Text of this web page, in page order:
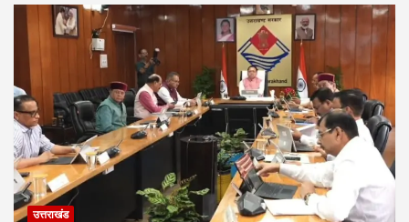
उत्तराखंड